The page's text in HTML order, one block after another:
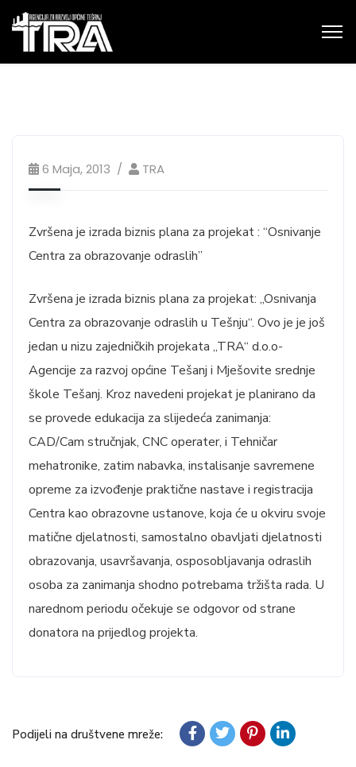
6 Maja, 2013 TRA
Zvršena je izrada biznis plana za projekat : “Osnivanje
Centra za obrazovanje odraslih”
Zvršena je izrada biznis plana za projekat: „Osnivanja
Centra za obrazovanje odraslih u Tešnju“. Ovo je je još
jedan u nizu zajedničkih projekata „TRA“ d.o.o-
Agencije za razvoj općine Tešanj i Mješovite srednje
škole Tešanj. Kroz navedeni projekat je planirano da
se provede edukacija za slijedeća zanimanja:
CAD/Cam stručnjak, CNC operater, i Tehničar
mehatronike, zatim nabavka, instalisanje savremene
opreme za izvođenje praktične nastave i registracija
Centra kao obrazovne ustanove, koja će u okviru svoje
matične djelatnosti, samostalno obavljati djelatnosti
obrazovanja, usavršavanja, osposobljavanja odraslih
osoba za zanimanja shodno potrebama tržišta rada. U
narednom periodu očekuje se odgovor od strane
donatora na prijedlog projekta.
Podijeli na društvene mreže: